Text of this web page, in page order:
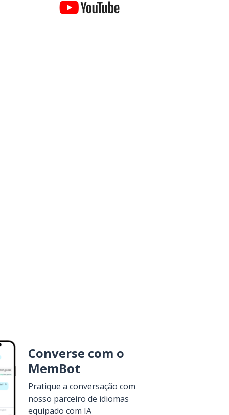
Converse com o
MemBot
Pratique a conversação com
nosso parceiro de idiomas
equipado com IA